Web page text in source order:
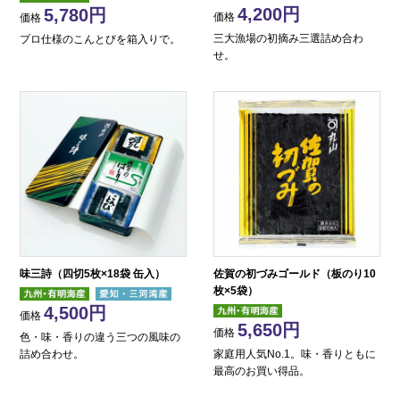
価格 5,780
プロ仕様のこんとびを箱入りで。
価格 4,200
三大漁場の初摘み三選詰め合わ
せ。
味三詩（四切5枚×18袋 缶入）
価格 4,500
色・味・香りの違う三つの風味の
詰め合わせ。
佐賀の初づみゴールド（板のり10
枚×5袋）
価格 5,650
家庭用人気No.1。味・香りともに
最高のお買い得品。